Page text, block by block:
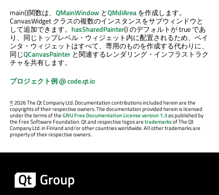
main()関数は、 QMainWindow とQMdiAreaを作成します。
CanvasWidget クラスの複数のインスタンスをサブウィンドウと
して追加できます。 hasSharedPainter() のデフォルトが true であ
り、同じトップレベル・ウィジェット内に配置されるため、ペイ
ンタ・ウィジェットはすべて、専用のものを作成する代わりに、
同じQCanvasPainter と関連するレンダリング・インフラストラク
チャを共有します。
プロジェクト例 @ code.qt.io
©2026 The Qt Company Ltd. Documentation contributions included herein are the
copyrights of their respective owners. The documentation provided herein is licensed
under the terms of theGNU Free Documentation License version 1.3as published by
the Free Software Foundation. Qt and respective logos aretrademarksof The Qt
Company Ltd. in Finland and/or other countries worldwide. All other trademarks are
property of their respective owners.